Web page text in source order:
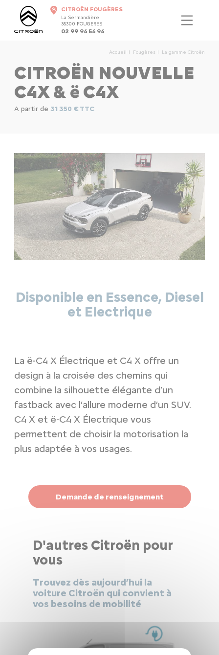
CITROËN FOUGÈRES
La Sermandière
35300 FOUGERES
02 99 94 54 94
Accueil Fougères La gamme Citroën
CITROËN NOUVELLE
C4X & ë C4X
A partir de 31 350 € TTC
Disponible en Essence, Diesel
et Electrique
La ë-C4 X Électrique et C4 X offre un
design à la croisée des chemins qui
combine la silhouette élégante d’un
fastback avec l’allure moderne d’un SUV.
C4 X et ë-C4 X Électrique vous
permettent de choisir la motorisation la
plus adaptée à vos usages.
Demande de renseignement
D'autres Citroën pour
vous
Trouvez dès aujourd’hui la
voiture Citroën qui convient à
vos besoins de mobilité